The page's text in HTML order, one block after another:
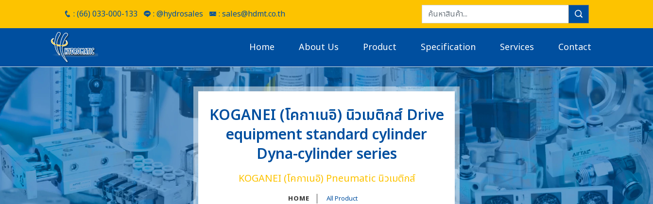
: (66) 033-000-133 : @hydrosales : sales@hdmt.co.th
Home About Us Product Specification Services Contact
KOGANEI (โคกาเนอิ) นิวเมติกส์ Drive
equipment standard cylinder
Dyna-cylinder series
KOGANEI (โคกาเนอิ) Pneumatic นิวเมติกส์
HOME All Product